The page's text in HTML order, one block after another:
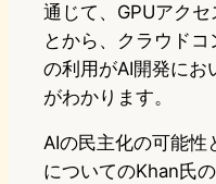
通じて、GPUアク
とから、クラウド
の利用がAI開発にお
がわかります。
AIの民主化の可能性
についてのKhan氏